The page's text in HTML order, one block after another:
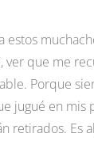
estos
ver que me
Porque
jugué en mis
retirados. Es